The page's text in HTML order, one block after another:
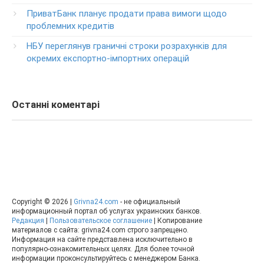
0-800-500-030
0-800-500-804
ПриватБанк планує продати права вимоги щодо
проблемних кредитів
НБУ переглянув граничні строки розрахунків для
окремих експортно-імпортних операцій
Останні коментарі
Copyright © 2026 | Grivna24.com - не официальный
информационный портал об услугах украинских банков.
Редакция
Пользовательское соглашение
| Копирование
материалов с сайта: grivna24.com строго запрещено.
Информация на сайте представлена исключительно в
популярно-ознакомительных целях. Для более точной
информации проконсультируйтесь с менеджером Банка.